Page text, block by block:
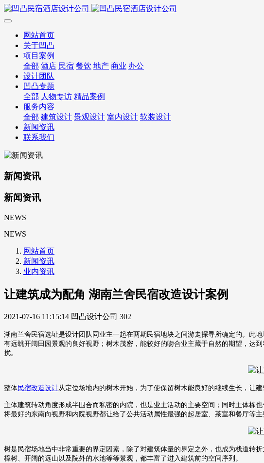
网站首页
关于凹凸
项目案例
全部 酒店 民宿 餐饮 地产 商业 办公
设计团队
凹凸专题
全部 人物专访 精品案例
服务内容
全部 建筑设计 景观设计 室内设计 软装设计
新闻资讯
联系我们
新闻资讯
新闻资讯
NEWS
NEWS
网站首页
新闻资讯
业内资讯
让建筑成为配角 湖南兰舍民宿改造设计案例
2021-07-16 11:15:14 凹凸设计公司 302
湖南兰舍民宿选址是设计团队同业主一起在两期民宿地块之间游走探寻所确定的。此
有远眺开阔田园景观的良好视野；树木茂密，能较好的吻合业主藏于自然的期望，达
扰。
整体民宿改造设计从定位场地内的树木开始，为了使保留树木能良好的继续生长，让
主体建筑转动角度形成半围合而私密的内院，也是业主活动的主要空间；同时主体栋
将最好的东南向视野和内院视野都让给了公共活动属性最强的起居室、茶室和餐厅等
树是民宿场地当中非常重要的界定因素，除了对建筑体量的界定之外，也成为栈道转
樟树、开阔的远山以及院外的水池等等景观，都丰富了进入建筑前的空间序列。